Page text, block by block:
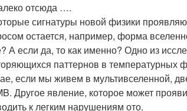
отсюда ….
сигнатуры новой физики
остается, например, форма
А если да, то как именно? Одно из
паттернов в температурных
если мы живем в мультивселенной,
Другое явление, которое может
к легким нарушениям ото.